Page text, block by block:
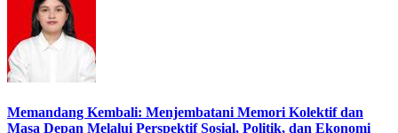
Memandang Kembali: Menjembatani Memori Kolektif dan
Masa Depan Melalui Perspektif Sosial, Politik, dan Ekonomi